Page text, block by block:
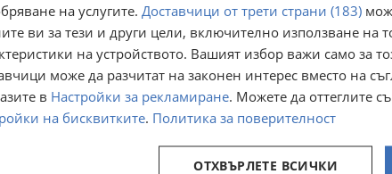
8 тонa
Калчево, Ямбол
€
993,64 лв
Специализирани
машини
Напоителни
системи сондажни
машини нови
вчера
5 325€
10 414,79 лв
товарачи
31 юли
9 459,17€
18 500,53
на услугите. Доставчици от трети страни (183)
ви за тези и други цели, включително използване на
на устройството. Вашият избор важи само за
може да разчитат на законен интерес вместо на
в Настройки за рекламиране. Можете да оттеглите
на бисквитките. Политика за поверителност
ОТХВЪРЛЕТЕ ВСИЧКИ